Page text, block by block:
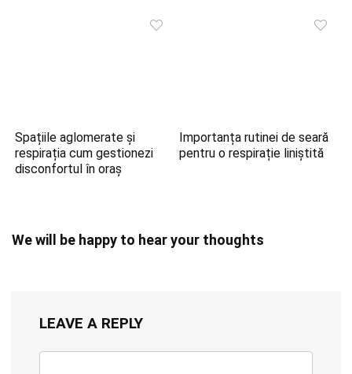
Spațiile aglomerate și
respirația cum gestionezi
disconfortul în oraș
Importanța rutinei de seară
pentru o respirație liniștită
We will be happy to hear your thoughts
LEAVE A REPLY